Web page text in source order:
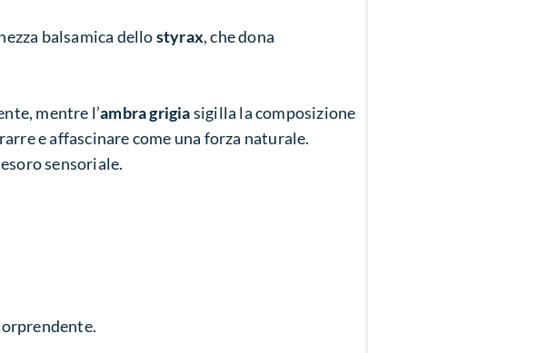
balsamica dellostyrax, che dona
mentre l’ambra grigiasigilla la composizione
e affascinare come una forza naturale.
sensoriale.